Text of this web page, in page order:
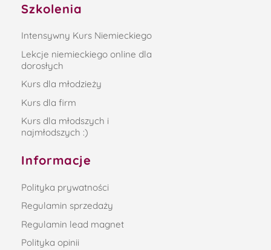
Szkolenia
Intensywny Kurs Niemieckiego
Lekcje niemieckiego online dla
dorosłych
Kurs dla młodzieży
Kurs dla firm
Kurs dla młodszych i
najmłodszych :)
Informacje
Polityka prywatności
Regulamin sprzedaży
Regulamin lead magnet
Polityka opinii